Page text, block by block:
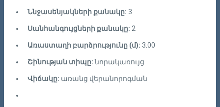
Ննջասենյակների քանակը: 3
Սանհանգույցների քանակը: 2
Առաստաղի բարձրությունը (մ): 3.00
Շինության տիպը:նորակառույց
Վիճակը: առանց վերանորոգման